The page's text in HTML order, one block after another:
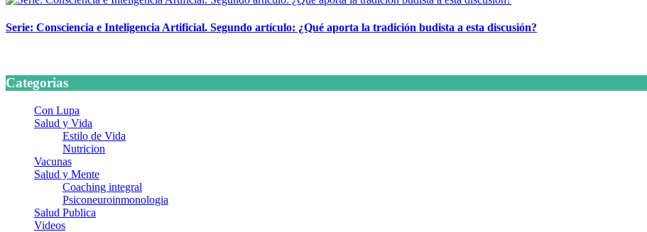
Serie: Consciencia e Inteligencia Artificial. Segundo artículo: ¿Qué aporta la tradición budista a esta discusión?
Categorias
Con Lupa
Salud y Vida
Estilo de Vida
Nutricion
Vacunas
Salud y Mente
Coaching integral
Psiconeuroinmonologia
Salud Publica
Videos